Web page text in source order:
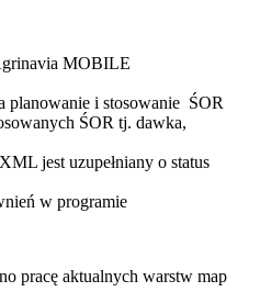
MOBILE
planowanie i stosowanie ŚOR
ŚOR tj. dawka,
jest uzupełniany o status
w programie
aktualnych warstw map